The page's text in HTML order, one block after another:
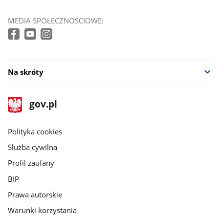
MEDIA SPOŁECZNOŚCIOWE:
Na skróty
stopka
gov.pl
Strona
gov.pl
gov.pl
Polityka cookies
Służba cywilna
Profil zaufany
BIP
Prawa autorskie
Warunki korzystania